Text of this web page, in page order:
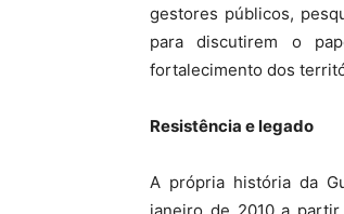
gestores públicos,
para discutirem o
fortalecimento dos
Resistência e legado
A própria história da